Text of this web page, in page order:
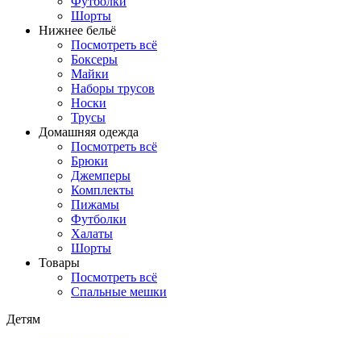
Шорты
Нижнее бельё
Посмотреть всё
Боксеры
Майки
Наборы трусов
Носки
Трусы
Домашняя одежда
Посмотреть всё
Брюки
Джемперы
Комплекты
Пижамы
Футболки
Халаты
Шорты
Товары
Посмотреть всё
Спальные мешки
Детям